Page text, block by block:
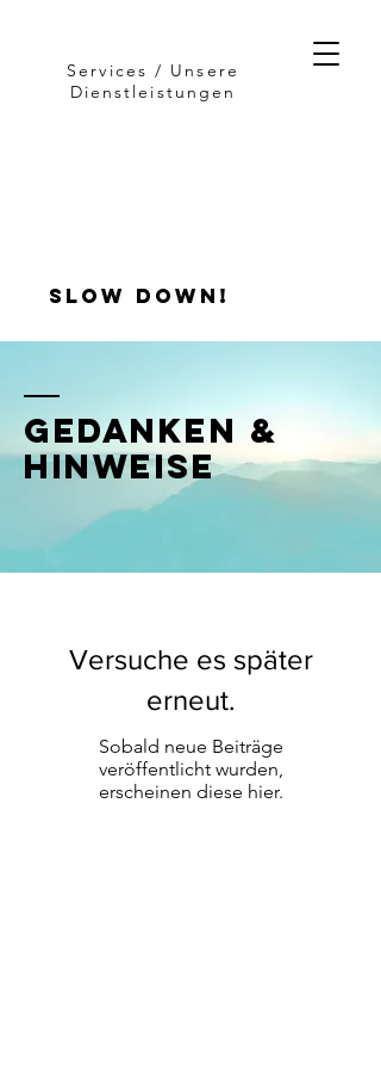
slow down!
Services / Unsere
Dienstleistungen
GEDANKEN &
HINWEISE
Versuche es später
erneut.
Sobald neue Beiträge
veröffentlicht wurden,
erscheinen diese hier.